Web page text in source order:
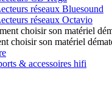
réseaux Bluesound
réseaux Octavio
choisir son matériel
& accessoires hifi